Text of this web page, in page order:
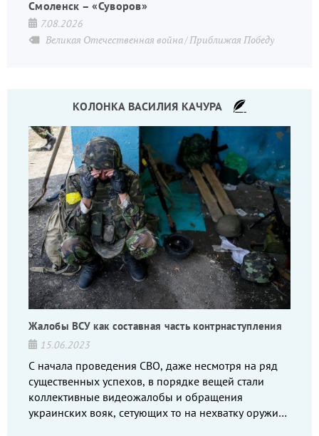
Смоленск – «Суворов»
7.08.2026
Великая Отечественная война Приближая Победу
КОЛОНКА ВАСИЛИЯ КАЧУРА
Жалобы ВСУ как составная часть контрнаступления
15.06.2023
С начала проведения СВО, даже несмотря на ряд
существенных успехов, в порядке вещей стали
коллективные видеожалобы и обращения
украинских вояк, сетующих то на нехватку оружия,